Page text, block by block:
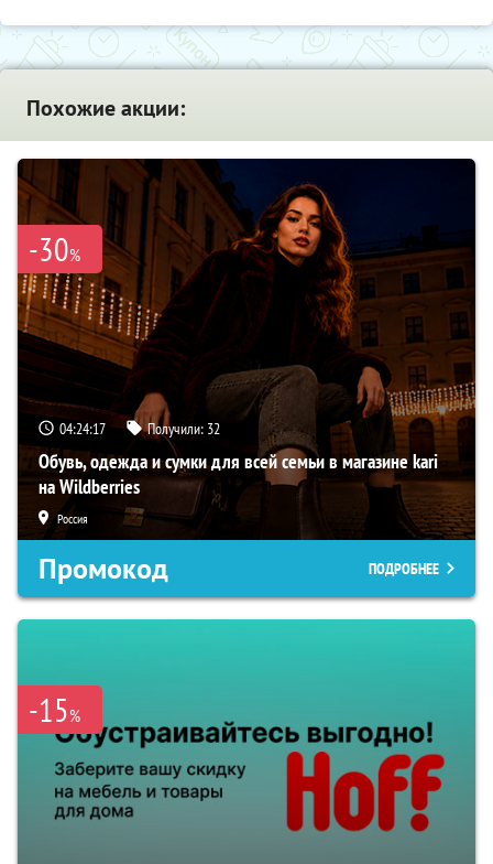
Похожие акции:
-30%
04:24:16 Получили: 32
Обувь, одежда и сумки для всей семьи в магазине kari
на Wildberries
Россия
Промокод ПОДРОБНЕЕ
-15%